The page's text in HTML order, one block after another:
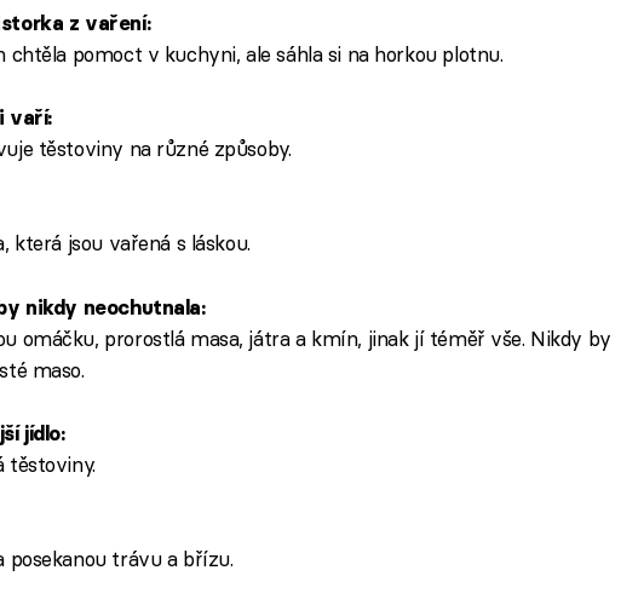
z vaření:
chtěla pomoct v kuchyni, ale sáhla si na horkou plotnu.
vaří:
těstoviny na různé způsoby.
která jsou vařená s láskou.
nikdy neochutnala:
omáčku, prorostlá masa, játra a kmín, jinak jí téměř vše. Nikdy by
maso.
jídlo:
těstoviny.
posekanou trávu a břízu.